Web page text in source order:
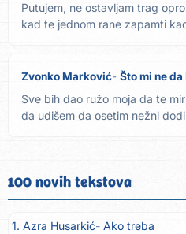
Putujem, ne ostavljam trag
kad te jednom rane zapamti
Zvonko Marković Što mi ne da
Sve bih dao ružo moja da te
da udišem da osetim nežni
100 novih tekstova
1. Azra Husarkić Ako treba